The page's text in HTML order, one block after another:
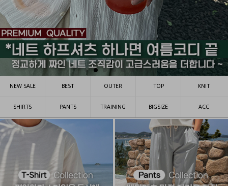
NEW SALE BEST OUTER TOP KNIT
SHIRTS PANTS TRAINING BIGSIZE ACC